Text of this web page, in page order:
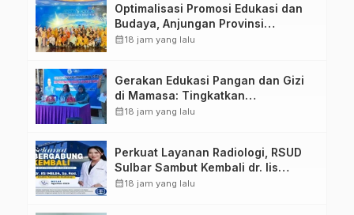
Optimalisasi Promosi Edukasi dan
Budaya, Anjungan Provinsi
Sulawesi Barat Perkuat Kolaborasi
calendar_month18 jam yang lalu
Gerakan Edukasi Pangan dan Gizi
di Mamasa: Tingkatkan
Pengetahuan dan Keterampilan
calendar_month18 jam yang lalu
Perkuat Layanan Radiologi, RSUD
Sulbar Sambut Kembali dr. Iis
Imelda, Sp.Rad
calendar_month18 jam yang lalu